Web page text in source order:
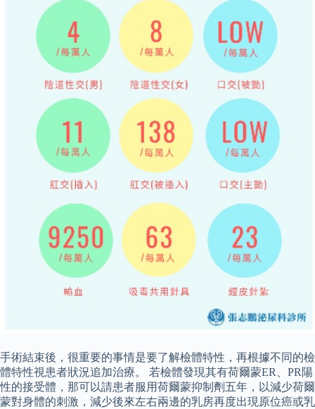
手術結束後，很重要的事情是要了解檢體特性，再根據不同的檢
體特性視患者狀況追加治療。 若檢體發現其有荷爾蒙ER、PR陽
性的接受體，那可以請患者服用荷爾蒙抑制劑五年，以減少荷爾
蒙對身體的刺激，減少後來左右兩邊的乳房再度出現原位癌或乳